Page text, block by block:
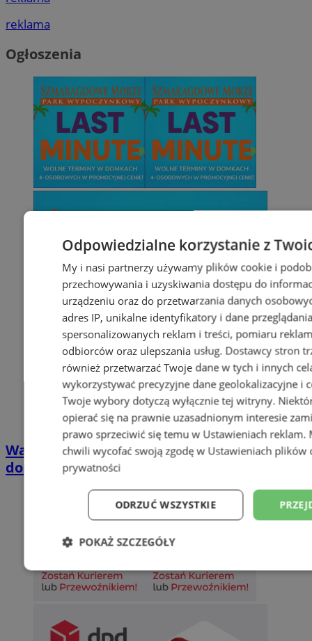
reklama
Ogłoszenia
Wakacyjny wypoczynek nad Bałtykiem w
domkach Szmaragdowe Morze
Odpowiedzialne korzystanie z
My i nasi partnerzy używamy plików cookie i
przechowywania i uzyskiwania dostępu do
urządzeniu oraz do przetwarzania danych
adres IP, unikalne identyfikatory i dane
spersonalizowanych reklam i treści, pomiaru
odbiorców oraz ulepszania usług. Dostawcy stron
również przetwarzać Twoje dane w tych i innych
wykorzystywać precyzyjne dane geolokalizacyjne i
Twoje wybory dotyczą wyłącznie tej witryny.
opierać się na prawnie uzasadnionym interesie
prawo sprzeciwić się temu w Ustawieniach reklam.
chwili wycofać swoją zgodę w Ustawieniach plików
prywatności
ODRZUĆ WSZYSTKIE
POKAŻ SZCZEGÓŁY
Niezbędne Wydajność